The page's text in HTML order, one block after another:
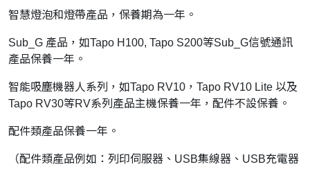
智慧燈泡和燈帶產品，保養期為一年。
Sub_G 產品，如Tapo H100, Tapo S200等Sub_G信號通訊
產品保養一年。
智能吸塵機器人系列，如Tapo RV10，Tapo RV10 Lite 以及
Tapo RV30等RV系列產品主機保養一年，配件不設保養。
配件類產品保養一年。
（配件類產品例如：列印伺服器、USB集線器、USB充電器